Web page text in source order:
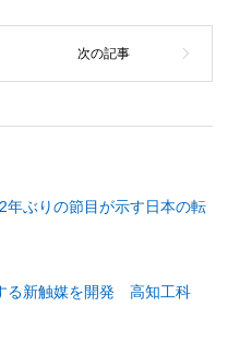
ぶりの節目が示す日本の転
る新触媒を開発 高知工科